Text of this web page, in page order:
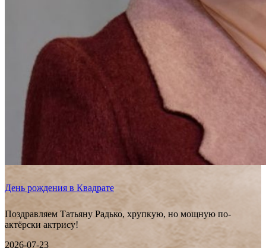
День рождения в Квадрате
Поздравляем Татьяну Радько, хрупкую, но мощную по-
актёрски актрису!
2026-07-23